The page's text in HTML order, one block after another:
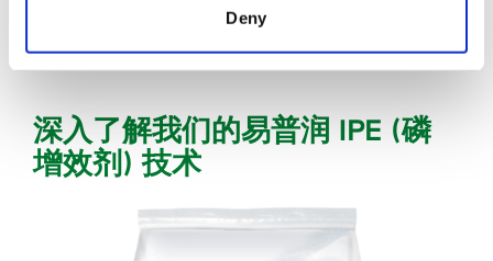
Deny
深入了解我们的易普润 IPE (磷
增效剂) 技术